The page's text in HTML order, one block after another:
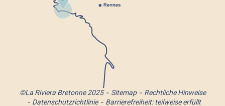
©La Riviera Bretonne 2025 Sitemap
Rechtliche Hinweise
Datenschutzrichtlinie
Barrierefreiheit: teilweise erfüllt